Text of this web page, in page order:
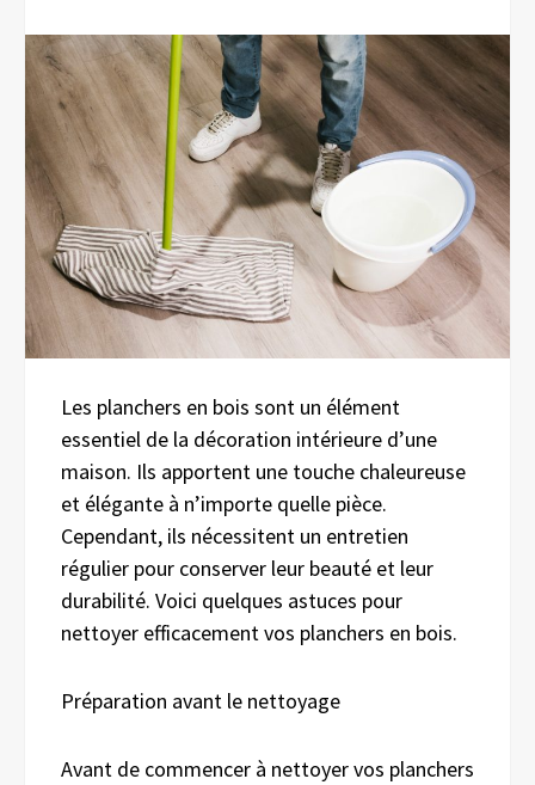
Les planchers en bois sont un élément
essentiel de la décoration intérieure d’une
maison. Ils apportent une touche chaleureuse
et élégante à n’importe quelle pièce.
Cependant, ils nécessitent un entretien
régulier pour conserver leur beauté et leur
durabilité. Voici quelques astuces pour
nettoyer efficacement vos planchers en bois.
Préparation avant le nettoyage
Avant de commencer à nettoyer vos planchers